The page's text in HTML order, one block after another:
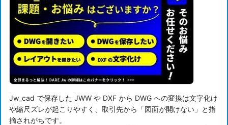
Jw_cad で保存した JWW や DXF から DWG への変換は文字化け
や縮尺ズレが起こりやすく、取引先から「図面が開けない」と指
摘されがちです。